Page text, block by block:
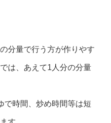
分量で行う方が作りやす
は、あえて1人分の分量
時間、炒め時間等は短